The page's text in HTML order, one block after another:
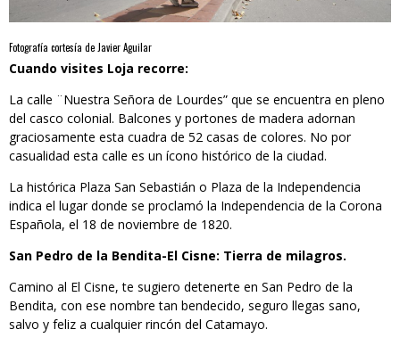
Fotografía cortesía de Javier Aguilar
Cuando visites Loja recorre:
La calle ¨Nuestra Señora de Lourdes” que se encuentra en pleno
del casco colonial. Balcones y portones de madera adornan
graciosamente esta cuadra de 52 casas de colores. No por
casualidad esta calle es un ícono histórico de la ciudad.
La histórica Plaza San Sebastián o Plaza de la Independencia
indica el lugar donde se proclamó la Independencia de la Corona
Española, el 18 de noviembre de 1820.
San Pedro de la Bendita-El Cisne: Tierra de milagros.
Camino al El Cisne, te sugiero detenerte en San Pedro de la
Bendita, con ese nombre tan bendecido, seguro llegas sano,
salvo y feliz a cualquier rincón del Catamayo.